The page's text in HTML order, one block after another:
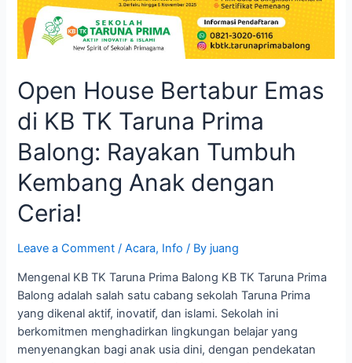
Open House Bertabur Emas
di KB TK Taruna Prima
Balong: Rayakan Tumbuh
Kembang Anak dengan
Ceria!
Leave a Comment /Acara, Info / By juang
Mengenal KB TK Taruna Prima Balong KB TK Taruna Prima
Balong adalah salah satu cabang sekolah Taruna Prima
yang dikenal aktif, inovatif, dan islami. Sekolah ini
berkomitmen menghadirkan lingkungan belajar yang
menyenangkan bagi anak usia dini, dengan pendekatan